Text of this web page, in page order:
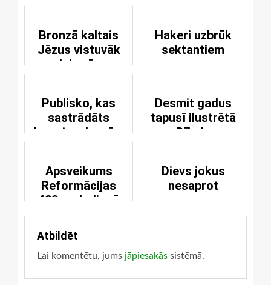
Bronzā kaltais
Jēzus vistuvāk
debesīm
Hakeri uzbrūk
sektantiem
Publisko, kas
sastrādāts
draugiem.lv mūsu
Desmit gadus
tapusī ilustrētā
Bībele
Apsveikums
Reformācijas
490.gadadienā
Dievs jokus
nesaprot
Atbildēt
Lai komentētu, jums jāpiesakās sistēmā.